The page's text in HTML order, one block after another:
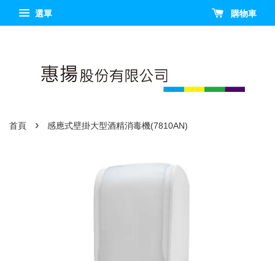
選單 購物車
首頁 › 感應式壁掛大型酒精消毒機(7810AN)